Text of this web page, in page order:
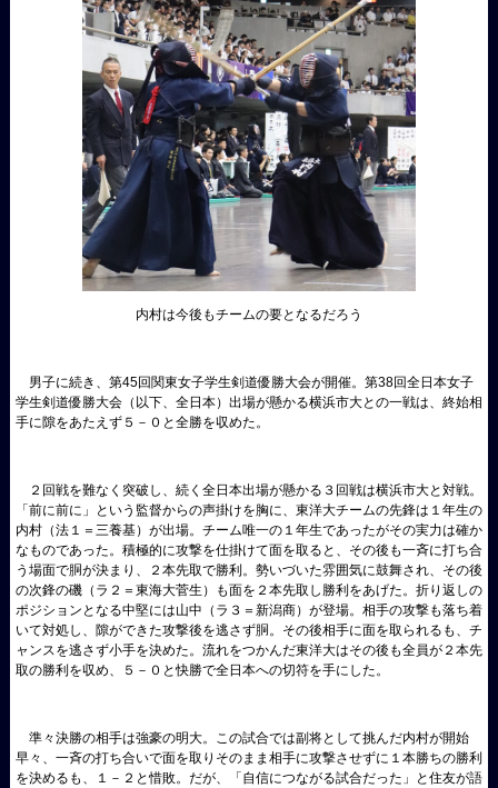
内村は今後もチームの要となるだろう
男子に続き、第45回関東女子学生剣道優勝大会が開催。第38回全日本女子
学生剣道優勝大会（以下、全日本）出場が懸かる横浜市大との一戦は、終始相
手に隙をあたえず５－０と全勝を収めた。
２回戦を難なく突破し、続く全日本出場が懸かる３回戦は横浜市大と対戦。
「前に前に」という監督からの声掛けを胸に、東洋大チームの先鋒は１年生の
内村（法１＝三養基）が出場。チーム唯一の１年生であったがその実力は確か
なものであった。積極的に攻撃を仕掛けて面を取ると、その後も一斉に打ち合
う場面で胴が決まり、２本先取で勝利。勢いづいた雰囲気に鼓舞され、その後
の次鋒の磯（ラ２＝東海大菅生）も面を２本先取し勝利をあげた。折り返しの
ポジションとなる中堅には山中（ラ３＝新潟商）が登場。相手の攻撃も落ち着
いて対処し、隙ができた攻撃後を逃さず胴。その後相手に面を取られるも、チ
ャンスを逃さず小手を決めた。流れをつかんだ東洋大はその後も全員が２本先
取の勝利を収め、５－０と快勝で全日本への切符を手にした。
準々決勝の相手は強豪の明大。この試合では副将として挑んだ内村が開始
早々、一斉の打ち合いで面を取りそのまま相手に攻撃させずに１本勝ちの勝利
を決めるも、１－２と惜敗。だが、「自信につながる試合だった」と住友が語